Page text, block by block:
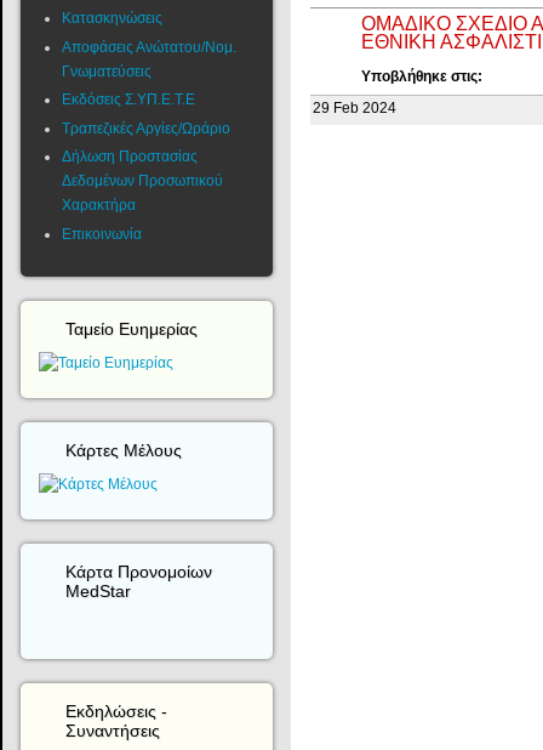
ΟΜΑΔΙΚΟ ΣΧΕΔΙΟ
ΕΘΝΙΚΗ
Υποβλήθηκε στις:
29 Feb 2024
Κατασκηνώσεις
Αποφάσεις Ανώτατου/Νομ.
Γνωματεύσεις
Εκδόσεις Σ.ΥΠ.Ε.Τ.Ε
Τραπεζικές Αργίες/Ωράριο
Δήλωση Προστασίας
Δεδομένων Προσωπικού
Χαρακτήρα
Επικοινωνία
Ταμείο Ευημερίας
Κάρτες Μέλους
Κάρτα Προνομοίων
MedStar
Εκδηλώσεις -
Συναντήσεις